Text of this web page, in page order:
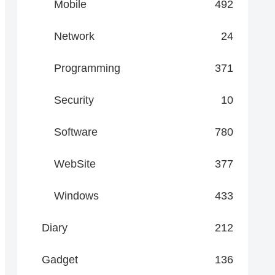
Mobile 492
Network 24
Programming 371
Security 10
Software 780
WebSite 377
Windows 433
Diary 212
Gadget 136